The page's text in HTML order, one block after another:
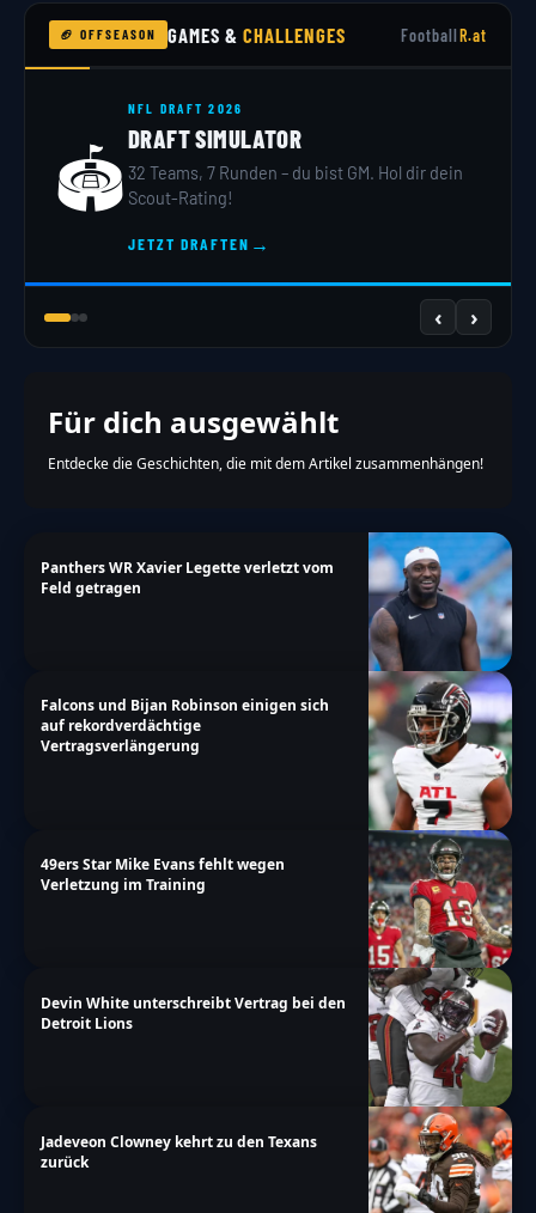
🏈 OFFSEASON GAMES &CHALLENGES FootballR.at
🏟️
NFL DRAFT 2026
DRAFT SIMULATOR
32 Teams, 7 Runden – du bist GM. Hol dir dein
Scout-Rating!
JETZT DRAFTEN →
‹ ›
Für dich ausgewählt
Entdecke die Geschichten, die mit dem Artikel zusammenhängen!
Panthers WR Xavier Legette verletzt vom
Feld getragen
Falcons und Bijan Robinson einigen sich
auf rekordverdächtige
Vertragsverlängerung
49ers Star Mike Evans fehlt wegen
Verletzung im Training
Devin White unterschreibt Vertrag bei den
Detroit Lions
Jadeveon Clowney kehrt zu den Texans
zurück